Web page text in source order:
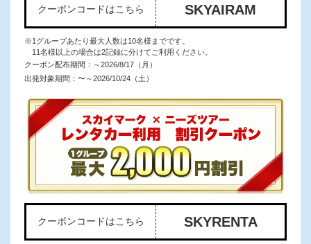
クーポンコードはこちら SKYAIRAM
※1グループあたり最大人数は10名様までです。
11名様以上の場合は2記録に分けてご利用ください。
クーポン配布期間： ～2026/8/17（月）
出発対象期間： 〜～2026/10/24（土）
クーポンコードはこちら SKYRENTA